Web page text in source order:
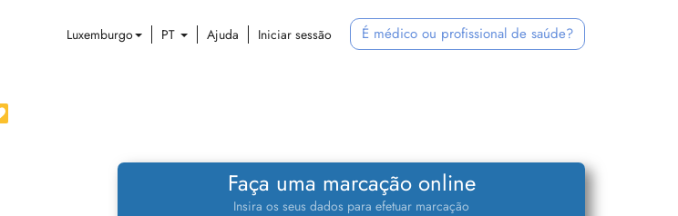
Luxemburgo PT Ajuda Iniciar sessão É médico ou profissional de saúde?
Faça uma marcação online
Insira os seus dados para efetuar marcação